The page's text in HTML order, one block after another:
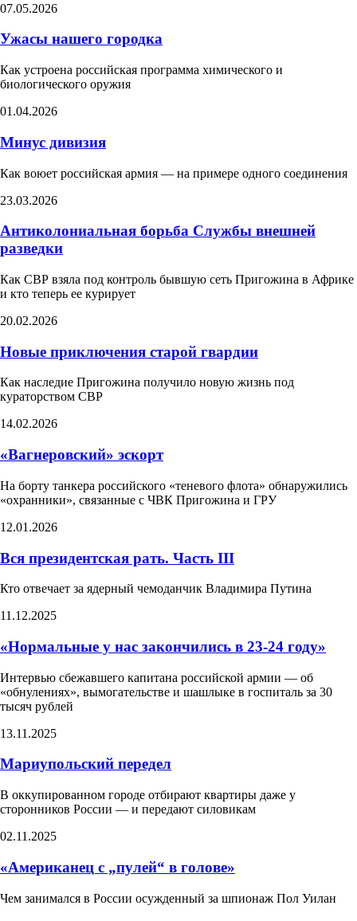
07.05.2026
Ужасы нашего городка
Как устроена российская программа химического и
биологического оружия
01.04.2026
Минус дивизия
Как воюет российская армия — на примере одного соединения
23.03.2026
Антиколониальная борьба Службы внешней
разведки
Как СВР взяла под контроль бывшую сеть Пригожина в Африке
и кто теперь ее курирует
20.02.2026
Новые приключения старой гвардии
Как наследие Пригожина получило новую жизнь под
кураторством СВР
14.02.2026
«Вагнеровский» эскорт
На борту танкера российского «теневого флота» обнаружились
«охранники», связанные с ЧВК Пригожина и ГРУ
12.01.2026
Вся президентская рать. Часть III
Кто отвечает за ядерный чемоданчик Владимира Путина
11.12.2025
«Нормальные у нас закончились в 23-24 году»
Интервью сбежавшего капитана российской армии — об
«обнулениях», вымогательстве и шашлыке в госпиталь за 30
тысяч рублей
13.11.2025
Мариупольский передел
В оккупированном городе отбирают квартиры даже у
сторонников России — и передают силовикам
02.11.2025
«Американец с „пулей“ в голове»
Чем занимался в России осужденный за шпионаж Пол Уилан